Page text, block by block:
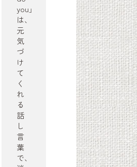
you」
は、
元
気
づ
け
て
く
れ
る
話
し
言
葉
で、